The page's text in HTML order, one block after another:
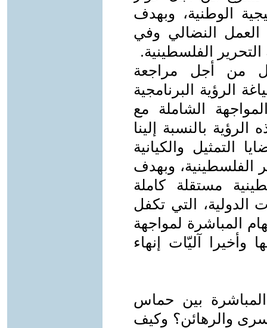
الوطنية، وبهدف
النضالي وفي
الفلسطينية.
من أجل مراجعة
الرؤية البرنامجية
الشاملة مع
بالنسبة إلينا
التمثيل والكيانية
الفلسطينية، وبهدف
مستقلة كاملة
الدولية، التي تكفل
المباشرة لمواجهة
وأخيرا آليّات إنهاء
بين حماس
والرهائن؟ وكيف